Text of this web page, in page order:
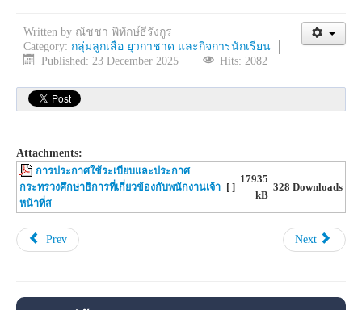
Written by ณัชชา พิทักษ์ธีรังกูร
Category: กลุ่มลูกเสือ ยุวกาชาด และกิจการนักเรียน
Published: 23 December 2025
Hits: 2082
Attachments:
การประกาศใช้ระเบียบและประกาศ
กระทรวงศึกษาธิการที่เกี่ยวข้องกับพนักงานเจ้า
หน้าที่ส
[ ]
17935
kB
328 Downloads
Prev Next